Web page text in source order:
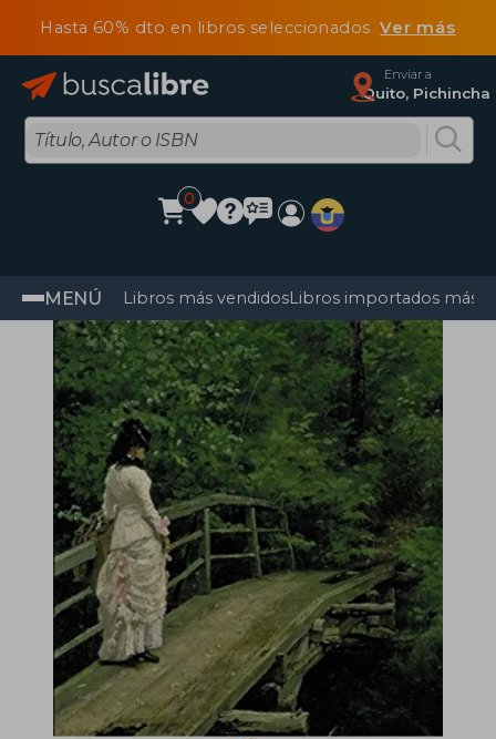
Hasta 60% dto en libros seleccionadosVer más
Enviar a
Quito, Pichincha
0
MENÚ Libros más vendidosLibros importados más